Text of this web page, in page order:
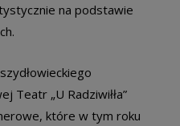
na podstawie
Teatr „U Radziwiłła”
które w tym roku